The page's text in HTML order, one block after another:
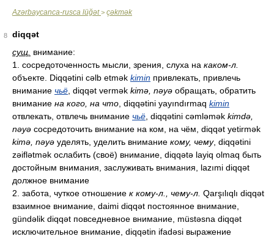
Azərbaycanca-rusca lüğət> çəkmək
8
diqqət
сущ. внимание:
1. сосредоточенность мысли, зрения, слуха на каком-л.
объекте. Diqqətini cəlb etmək kimin привлекать, привлечь
внимание чьё , diqqət vermək kimə, nəyə обращать, обратить
внимание на кого, на что , diqqətini yayındırmaq kimin
отвлекать, отвлечь внимание чьё , diqqətini cəmləmək kimdə,
nəyə сосредоточить внимание на ком, на чём, diqqət yetirmək
kimə, nəyə уделять, уделить внимание кому, чему, diqqətini
zəiflətmək ослабить (своё) внимание, diqqətə layiq olmaq быть
достойным внимания, заслуживать внимания, lazımi diqqət
должное внимание
2. забота, чуткое отношение к кому-л., чему-л. Qarşılıqlı diqqət
взаимное внимание, daimi diqqət постоянное внимание,
gündəlik diqqət повседневное внимание, müstəsna diqqət
исключительное внимание, diqqətin ifadəsi выражение